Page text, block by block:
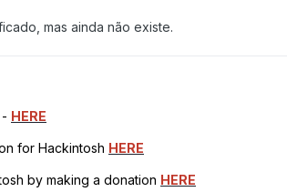
mas ainda não existe.
HERE
for Hackintosh HERE
by making a donation HERE